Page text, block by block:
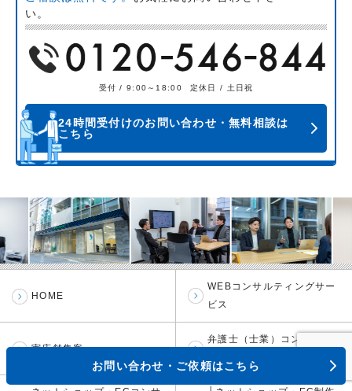
い。
受付 / 9:00～18:00 定休日 / 土日祝
24時間受付けのお問い合わせ・無料相談は
こちら
お問い合わせ・ご依頼はこちら
HOME
WEBコンサルティングサー
ビス
実店舗集客
弁護士（士業）コンサルティ